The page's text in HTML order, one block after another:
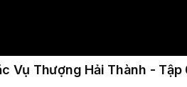
Vụ Thượng Hải Thành -